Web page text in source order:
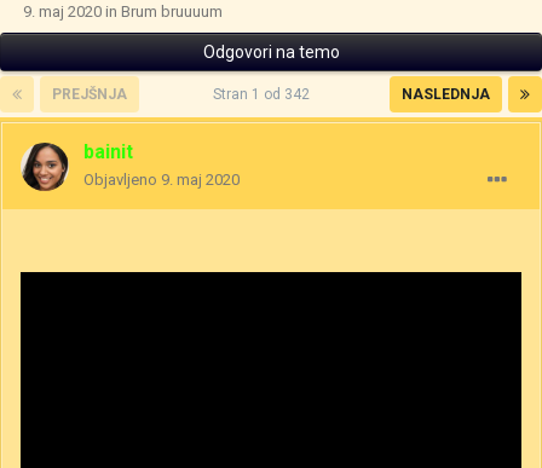
9. maj 2020 in Brum bruuuum
Odgovori na temo
PREJŠNJA NASLEDNJA
Stran 1 od 342
bainit
Objavljeno 9. maj 2020